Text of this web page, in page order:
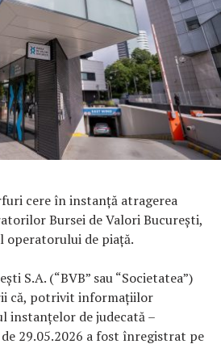
cere în instanță atragerea
Bursei de Valori București,
de piață.
S.A. (“BVB” sau “Societatea”)
că, potrivit informațiilor
instanțelor de judecată –
29.05.2026 a fost înregistrat pe